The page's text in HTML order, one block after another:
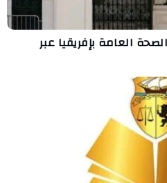
العامة بإفريقيا عبر